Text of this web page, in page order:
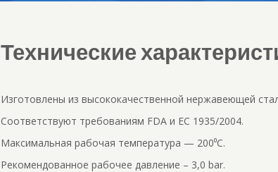
Технические
Изготовлены из высококачественной нержавеющей
Соответствуют требованиям FDA и EC 1935/2004.
Максимальная рабочая температура — 200⁰С.
Рекомендованное рабочее давление – 3,0 bar.